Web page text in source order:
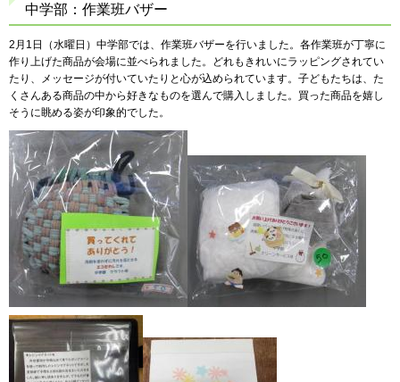
中学部：作業班バザー
2月1日（水曜日）中学部では、作業班バザーを行いました。各作業班が丁寧に
作り上げた商品が会場に並べられました。どれもきれいにラッピングされてい
たり、メッセージが付いていたりと心が込められています。子どもたちは、た
くさんある商品の中から好きなものを選んで購入しました。買った商品を嬉し
そうに眺める姿が印象的でした。